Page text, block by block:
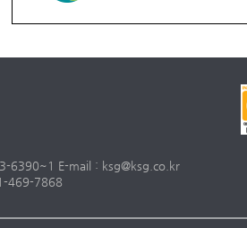
6390~1 E-mail : ksg@ksg.co.kr
469-7868